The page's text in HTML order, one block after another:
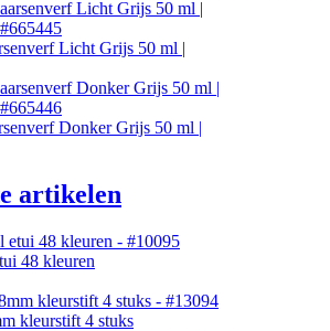
Licht Grijs 50 ml |
Donker Grijs 50 ml |
artikelen
48 kleuren
kleurstift 4 stuks